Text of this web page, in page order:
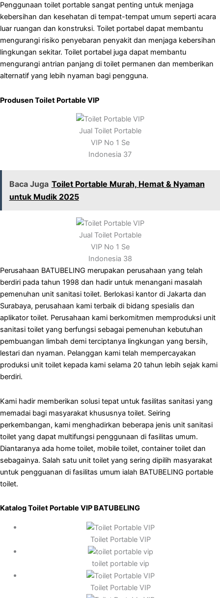
Penggunaan toilet portable sangat penting untuk menjaga
kebersihan dan kesehatan di tempat-tempat umum seperti acara
luar ruangan dan konstruksi. Toilet portabel dapat membantu
mengurangi risiko penyebaran penyakit dan menjaga kebersihan
lingkungan sekitar. Toilet portabel juga dapat membantu
mengurangi antrian panjang di toilet permanen dan memberikan
alternatif yang lebih nyaman bagi pengguna.
Produsen Toilet Portable VIP
Jual Toilet Portable
VIP No 1 Se
Indonesia 37
Baca Juga Toilet Portable Murah, Hemat & Nyaman
untuk Mudik 2025
Jual Toilet Portable
VIP No 1 Se
Indonesia 38
Perusahaan BATUBELING merupakan perusahaan yang telah
berdiri pada tahun 1998 dan hadir untuk menangani masalah
pemenuhan unit sanitasi toilet. Berlokasi kantor di Jakarta dan
Surabaya, perusahaan kami terbaik di bidang spesialis dan
aplikator toilet. Perusahaan kami berkomitmen memproduksi unit
sanitasi toilet yang berfungsi sebagai pemenuhan kebutuhan
pembuangan limbah demi terciptanya lingkungan yang bersih,
lestari dan nyaman. Pelanggan kami telah mempercayakan
produksi unit toilet kepada kami selama 20 tahun lebih sejak kami
berdiri.
Kami hadir memberikan solusi tepat untuk fasilitas sanitasi yang
memadai bagi masyarakat khususnya toilet. Seiring
perkembangan, kami menghadirkan beberapa jenis unit sanitasi
toilet yang dapat multifungsi penggunaan di fasilitas umum.
Diantaranya ada home toilet, mobile toilet, container toilet dan
sebagainya. Salah satu unit toilet yang sering dipilih masyarakat
untuk pengguanan di fasilitas umum ialah BATUBELING portable
toilet.
Katalog Toilet Portable VIP BATUBELING
Toilet Portable VIP
toilet portable vip
Toilet Portable VIP